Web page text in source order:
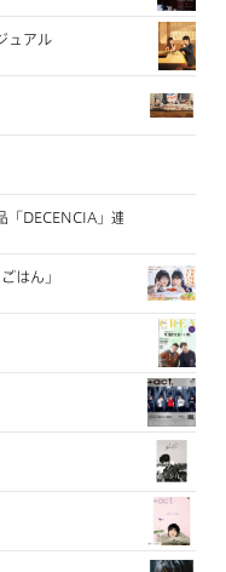
ュアル
DECENCIA」連載
はん」